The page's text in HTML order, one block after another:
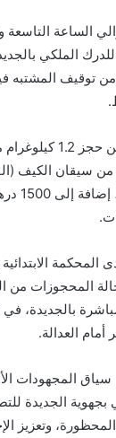
الساعة
الملكي
من توقيف المشتبه
وقد أسفرت هذه
المحكمة
المحجوزات من
بالجديدة، في
أمام العدالة.
المجهودات
بجهوية الجديدة
المحظورة، وتعزيز